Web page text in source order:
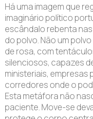
Há uma imagem que
imaginário político
escândalo rebenta
do polvo. Não um
de rosa, com
silenciosos, capazes
ministeriais, empresas
corredores onde o
Esta metáfora não
paciente. Move-se